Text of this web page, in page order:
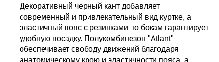
Декоративный черный кант добавляет
современный и привлекательный вид куртке, а
эластичный пояс с резинками по бокам гарантирует
удобную посадку. Полукомбинезон "Atlant"
обеспечивает свободу движений благодаря
анатомическому крою и эластичности пояса, а